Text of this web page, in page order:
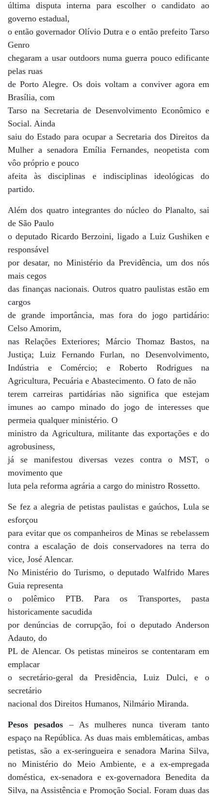
última disputa interna para escolher o candidato ao
governo estadual,
o então governador Olívio Dutra e o então prefeito Tarso
Genro
chegaram a usar outdoors numa guerra pouco edificante
pelas ruas
de Porto Alegre. Os dois voltam a conviver agora em
Brasília, com
Tarso na Secretaria de Desenvolvimento Econômico e
Social. Ainda
saiu do Estado para ocupar a Secretaria dos Direitos da
Mulher a senadora Emília Fernandes, neopetista com
vôo próprio e pouco
afeita às disciplinas e indisciplinas ideológicas do
partido.
Além dos quatro integrantes do núcleo do Planalto, sai
de São Paulo
o deputado Ricardo Berzoini, ligado a Luiz Gushiken e
responsável
por desatar, no Ministério da Previdência, um dos nós
mais cegos
das finanças nacionais. Outros quatro paulistas estão em
cargos
de grande importância, mas fora do jogo partidário:
Celso Amorim,
nas Relações Exteriores; Márcio Thomaz Bastos, na
Justiça; Luiz Fernando Furlan, no Desenvolvimento,
Indústria e Comércio; e Roberto Rodrigues na
Agricultura, Pecuária e Abastecimento. O fato de não
terem carreiras partidárias não significa que estejam
imunes ao campo minado do jogo de interesses que
permeia qualquer ministério. O
ministro da Agricultura, militante das exportações e do
agrobusiness,
já se manifestou diversas vezes contra o MST, o
movimento que
luta pela reforma agrária a cargo do ministro Rossetto.
Se fez a alegria de petistas paulistas e gaúchos, Lula se
esforçou
para evitar que os companheiros de Minas se rebelassem
contra a escalação de dois conservadores na terra do
vice, José Alencar.
No Ministério do Turismo, o deputado Walfrido Mares
Guia representa
o polêmico PTB. Para os Transportes, pasta
historicamente sacudida
por denúncias de corrupção, foi o deputado Anderson
Adauto, do
PL de Alencar. Os petistas mineiros se contentaram em
emplacar
o secretário-geral da Presidência, Luiz Dulci, e o
secretário
nacional dos Direitos Humanos, Nilmário Miranda.
Pesos pesados – As mulheres nunca tiveram tanto
espaço na República. As duas mais emblemáticas, ambas
petistas, são a ex-seringueira e senadora Marina Silva,
no Ministério do Meio Ambiente, e a ex-empregada
doméstica, ex-senadora e ex-governadora Benedita da
Silva, na Assistência e Promoção Social. Foram duas das